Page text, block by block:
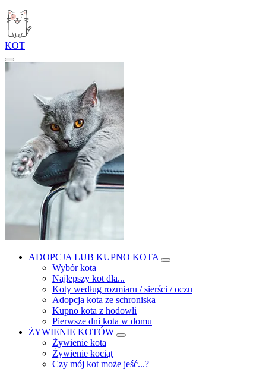
KOT
ADOPCJA LUB KUPNO KOTA
Wybór kota
Najlepszy kot dla...
Koty według rozmiaru / sierści / oczu
Adopcja kota ze schroniska
Kupno kota z hodowli
Pierwsze dni kota w domu
ŻYWIENIE KOTÓW
Żywienie kota
Żywienie kociąt
Czy mój kot może jeść...?